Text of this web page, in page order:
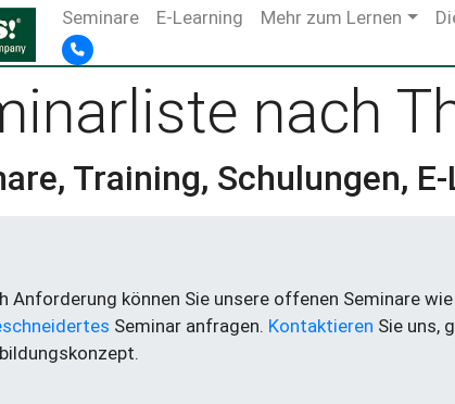
Seminare E-Learning Mehr zum Lernen
nach
Training, Schulungen,
Anforderung können Sie unsere offenen Seminare
Seminar anfragen. Kontaktieren Sie uns,